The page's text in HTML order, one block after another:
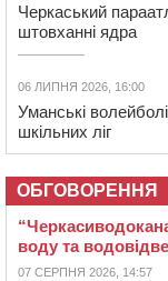
Черкаський
штовханні ядра
06 ЛИПНЯ 2026, 16:00
Уманські
шкільних ліг
ОБГОВОРЕННЯ
воду та
07 СЕРПНЯ 2026, 14:57